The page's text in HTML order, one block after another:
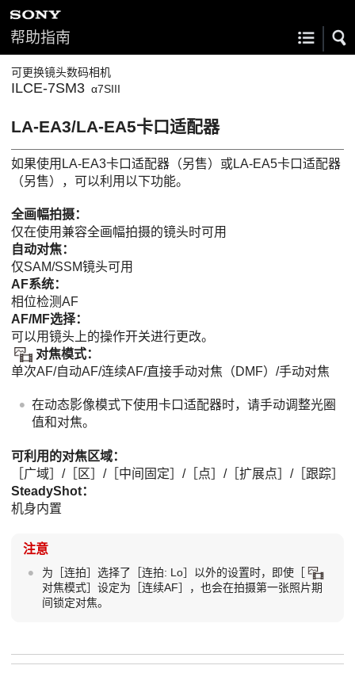
帮助指南
可更换镜头数码相机
ILCE-7SM3 α7SIII
LA-EA3/LA-EA5卡口适配器
如果使用LA-EA3卡口适配器（另售）或LA-EA5卡口适配器
（另售），可以利用以下功能。
全画幅拍摄：
仅在使用兼容全画幅拍摄的镜头时可用
自动对焦：
仅SAM/SSM镜头可用
AF系统：
相位检测AF
AF/MF选择：
可以用镜头上的操作开关进行更改。
对焦模式：
单次AF/自动AF/连续AF/直接手动对焦（DMF）/手动对焦
在动态影像模式下使用卡口适配器时，请手动调整光圈
值和对焦。
可利用的对焦区域：
［广域］ /［区］ /［中间固定］ /［点］ /［扩展点］ /［跟踪］
SteadyShot：
机身内置
注意
为［连拍］选择了［连拍: Lo］以外的设置时，即使［
对焦模式］设定为［连续AF］，也会在拍摄第一张照片期
间锁定对焦。